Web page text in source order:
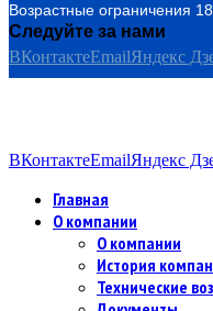
Возрастные ограничения
Следуйте за нами
ВКонтактеEmailЯндекс
ВКонтактеEmailЯндекс
Главная
О компании
О компании
История
Технические